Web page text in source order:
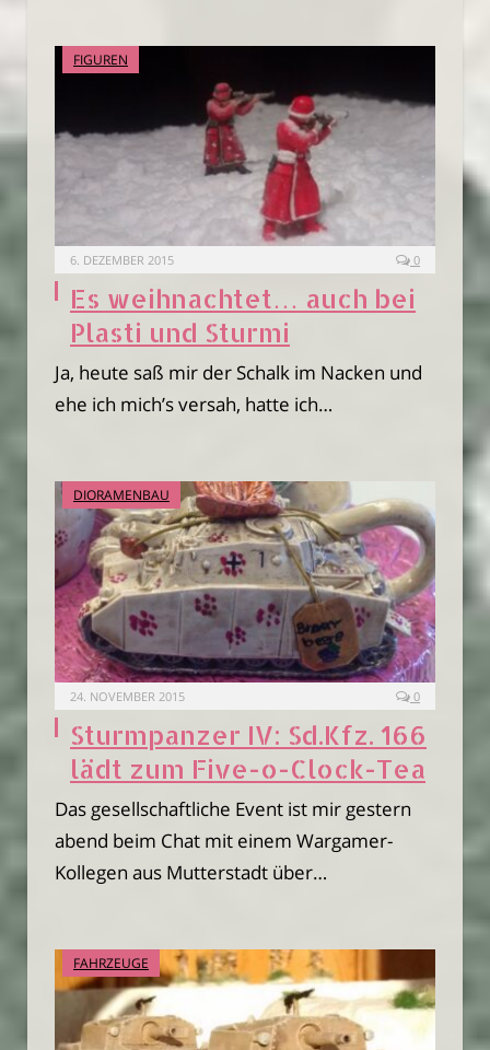
FIGUREN
6. DEZEMBER 2015 0
Es weihnachtet… auch bei
Plasti und Sturmi
Ja, heute saß mir der Schalk im Nacken und
ehe ich mich’s versah, hatte ich…
DIORAMENBAU
24. NOVEMBER 2015 0
Sturmpanzer IV: Sd.Kfz. 166
lädt zum Five-o-Clock-Tea
Das gesellschaftliche Event ist mir gestern
abend beim Chat mit einem Wargamer-
Kollegen aus Mutterstadt über…
FAHRZEUGE